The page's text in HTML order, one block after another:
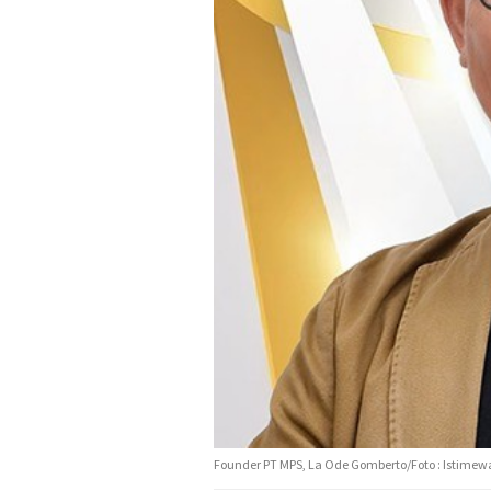
Founder PT MPS, La Ode Gomberto/Foto :